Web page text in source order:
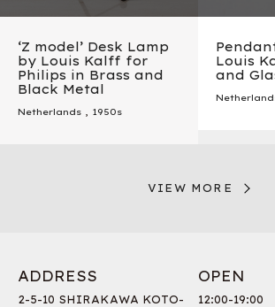
‘Z model’ Desk Lamp
by Louis Kalff for
Philips in Brass and
Black Metal
Netherlands , 1950s
Louis
and
VIEW MORE
ADDRESS
2-5-10 SHIRAKAWA KOTO-
OPEN
12:00-19:00